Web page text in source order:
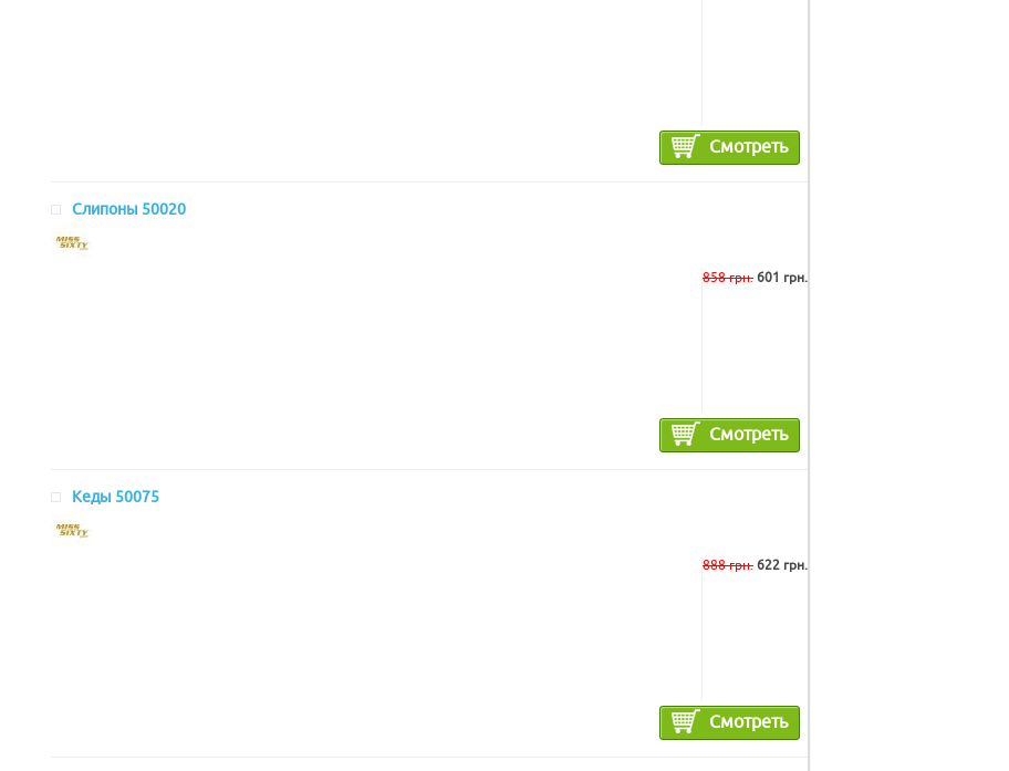
Смотреть
Слипоны 50020
858 грн.601 грн.
Смотреть
Кеды 50075
888 грн.622 грн.
Смотреть